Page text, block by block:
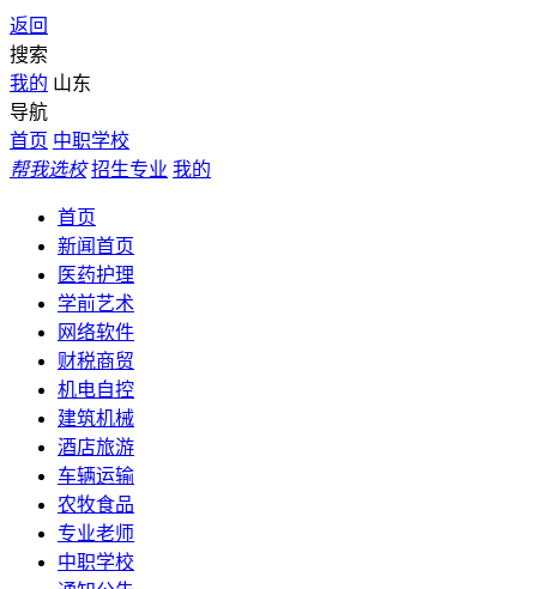
返回
搜索
我的 山东
导航
首页 中职学校
帮我选校 招生专业 我的
首页
新闻首页
医药护理
学前艺术
网络软件
财税商贸
机电自控
建筑机械
酒店旅游
车辆运输
农牧食品
专业老师
中职学校